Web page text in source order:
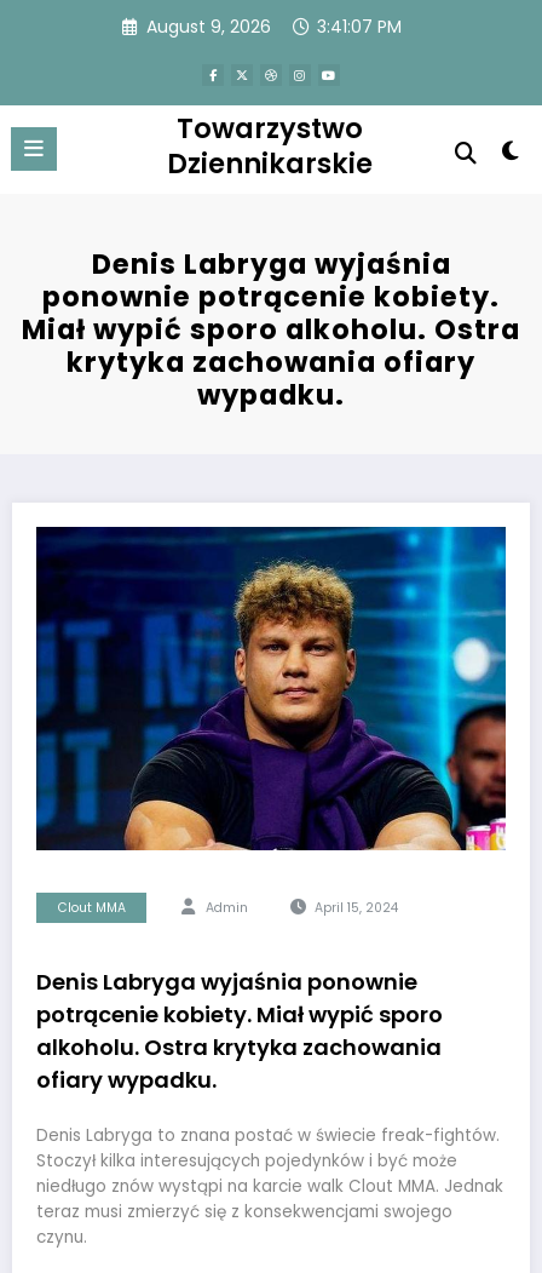
August 9, 2026 3:41:08 PM
Towarzystwo
Dziennikarskie
Denis Labryga wyjaśnia
ponownie potrącenie kobiety.
Miał wypić sporo alkoholu. Ostra
krytyka zachowania ofiary
wypadku.
Clout MMA Admin April 15, 2024
Denis Labryga wyjaśnia ponownie
potrącenie kobiety. Miał wypić sporo
alkoholu. Ostra krytyka zachowania
ofiary wypadku.
Denis Labryga to znana postać w świecie freak-fightów.
Stoczył kilka interesujących pojedynków i być może
niedługo znów wystąpi na karcie walk Clout MMA. Jednak
teraz musi zmierzyć się z konsekwencjami swojego
czynu.